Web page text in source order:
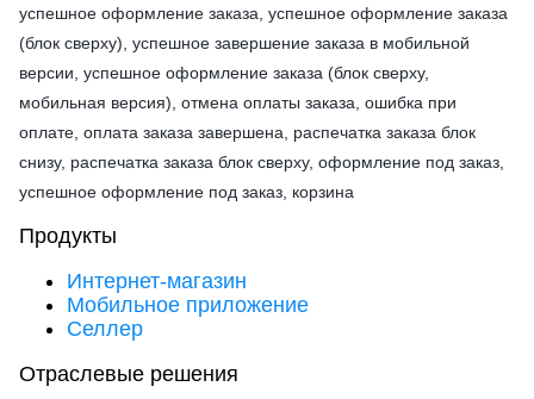
успешное оформление заказа, успешное оформление заказа
(блок сверху), успешное завершение заказа в мобильной
версии, успешное оформление заказа (блок сверху,
мобильная версия), отмена оплаты заказа, ошибка при
оплате, оплата заказа завершена, распечатка заказа блок
снизу, распечатка заказа блок сверху, оформление под заказ,
успешное оформление под заказ, корзина
Продукты
Интернет-магазин
Мобильное приложение
Селлер
Отраслевые решения